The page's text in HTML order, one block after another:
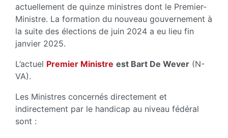
actuellement de quinze ministres dont le Premier-
Ministre. La formation du nouveau gouvernement à
la suite des élections de juin 2024 a eu lieu fin
janvier 2025.
L’actuel Premier Ministre est Bart De Wever (N-
VA).
Les Ministres concernés directement et
indirectement par le handicap au niveau fédéral
sont :